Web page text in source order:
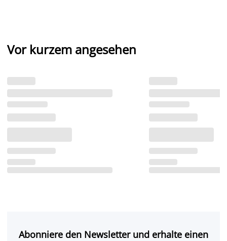
Vor kurzem angesehen
Abonniere den Newsletter und erhalte einen